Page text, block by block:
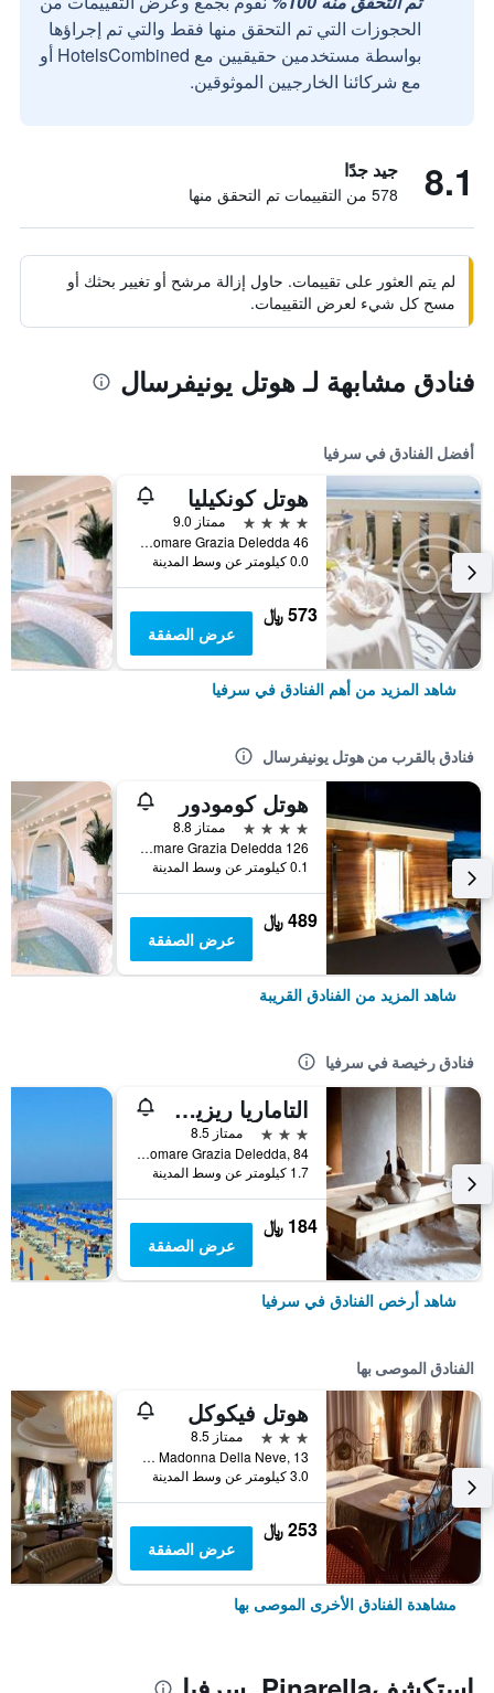
الحجوزات التي تم التحقق منها فقط والتي تم إجراؤها
بواسطة مستخدمين حقيقيين مع HotelsCombined أو
مع شركائنا الخارجيين الموثوقين.
8.1 جيد جدًا
578 من التقييمات تم التحقق منها
لم يتم العثور على تقييمات. حاول إزالة مرشح أو تغيير بحثك أو
مسح كل شيء لعرض التقييمات.
فنادق مشابهة لـ هوتل يونيفرسال
أفضل الفنادق في سرفيا
هوتل كونكيليا
4 نجوم
ممتاز 9.0
Lungomare Grazia Deledda 46, سرفيا, مقاطعة رافينا, إيطاليا
0.0 كيلومتر عن وسط المدينة
573 ﷼
عرض الصفقة
شاهد المزيد من أهم الفنادق في سرفيا
فنادق بالقرب من هوتل يونيفرسال
هوتل كومودور
4 نجوم
ممتاز 8.8
Lungomare Grazia Deledda 126, سرفيا, مقاطعة رافينا, إيطاليا
0.1 كيلومتر عن وسط المدينة
489 ﷼
عرض الصفقة
شاهد المزيد من الفنادق القريبة
فنادق رخيصة في سرفيا
التاماريا ريزيدنس آند هوتل
3 نجوم
ممتاز 8.5
Lungomare Grazia Deledda, 84, سرفيا, مقاطعة رافينا, إيطاليا
1.7 كيلومتر عن وسط المدينة
184 ﷼
عرض الصفقة
شاهد أرخص الفنادق في سرفيا
الفنادق الموصى بها
هوتل فيكوكل
3 نجوم
ممتاز 8.5
Via Madonna Della Neve, 13, سرفيا, مقاطعة رافينا, إيطاليا
3.0 كيلومتر عن وسط المدينة
253 ﷼
عرض الصفقة
مشاهدة الفنادق الأخرى الموصى بها